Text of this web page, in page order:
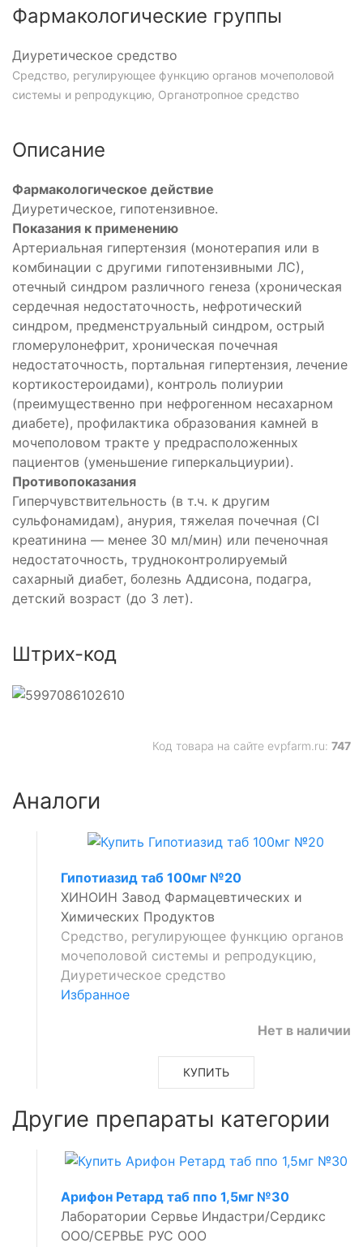
Фармакологические группы
Диуретическое средство
Средство, регулирующее функцию органов мочеполовой
системы и репродукцию, Органотропное средство
Описание
Фармакологическое действие
Диуретическое, гипотензивное.
Показания к применению
Артериальная гипертензия (монотерапия или в
комбинации с другими гипотензивными ЛС),
отечный синдром различного генеза (хроническая
сердечная недостаточность, нефротический
синдром, предменструальный синдром, острый
гломерулонефрит, хроническая почечная
недостаточность, портальная гипертензия, лечение
кортикостероидами), контроль полиурии
(преимущественно при нефрогенном несахарном
диабете), профилактика образования камней в
мочеполовом тракте у предрасположенных
пациентов (уменьшение гиперкальциурии).
Противопоказания
Гиперчувствительность (в т.ч. к другим
сульфонамидам), анурия, тяжелая почечная (Cl
креатинина — менее 30 мл/мин) или печеночная
недостаточность, трудноконтролируемый
сахарный диабет, болезнь Аддисона, подагра,
детский возраст (до 3 лет).
Штрих-код
Код товара на сайте evpfarm.ru: 747
Аналоги
Гипотиазид таб 100мг №20
ХИНОИН Завод Фармацевтических и
Химических Продуктов
Средство, регулирующее функцию органов
мочеполовой системы и репродукцию,
Диуретическое средство
Избранное
Нет в наличии
КУПИТЬ
Другие препараты категории
Арифон Ретард таб ппо 1,5мг №30
Лаборатории Сервье Индастри/Сердикс
ООО/СЕРВЬЕ РУС ООО